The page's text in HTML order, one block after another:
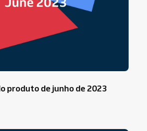
produto de junho de 2023